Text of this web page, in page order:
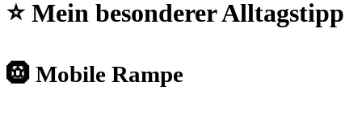
⭐ Mein besonderer Alltagstipp
🛞 Mobile Rampe